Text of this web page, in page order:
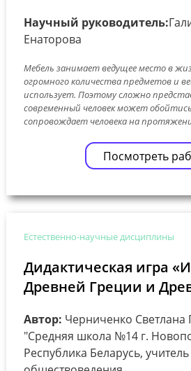
Научный руководитель:
Енаторова
Мебель занимает ведущее место в
огромного количества предметов и
использует. Поэтому сложно
современный человек может
сопровождает человека на
Посмотреть
Естественно-научные дисциплины
Дидактическая игра
Древней Греции и
Автор: Черниченко Светлана
"Средняя школа №14 г.
Республика Беларусь,